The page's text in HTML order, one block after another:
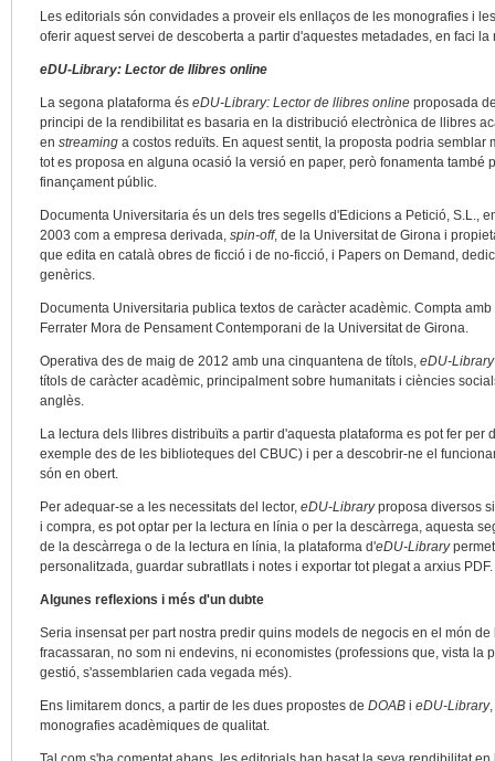
Les editorials són convidades a proveir els enllaços de les monografies i
oferir aquest servei de descoberta a partir d'aquestes metadades, en faci
eDU-Library: Lector de llibres online
La segona plataforma és eDU-Library: Lector de llibres online proposada
principi de la rendibilitat es basaria en la distribució electrònica de llibres
en streaming a costos reduïts. En aquest sentit, la proposta podria
tot es proposa en alguna ocasió la versió en paper, però fonamenta també
finançament públic.
Documenta Universitaria és un dels tres segells d'Edicions a Petició, S.L.,
2003 com a empresa derivada, spin-off, de la Universitat de Girona i
que edita en català obres de ficció i de no-ficció, i Papers on Demand,
genèrics.
Documenta Universitaria publica textos de caràcter acadèmic. Compta
Ferrater Mora de Pensament Contemporani de la Universitat de Girona.
Operativa des de maig de 2012 amb una cinquantena de títols, eDU-Library
títols de caràcter acadèmic, principalment sobre humanitats i ciències
anglès.
La lectura dels llibres distribuïts a partir d'aquesta plataforma es pot fer per
exemple des de les biblioteques del CBUC) i per a descobrir-ne el
són en obert.
Per adequar-se a les necessitats del lector, eDU-Libraryproposa diversos
i compra, es pot optar per la lectura en línia o per la descàrrega, aquesta
de la descàrrega o de la lectura en línia, la plataforma d'eDU-Library
personalitzada, guardar subratllats i notes i exportar tot plegat a arxius PDF.
Algunes reflexions i més d'un dubte
Seria insensat per part nostra predir quins models de negocis en el món
fracassaran, no som ni endevins, ni economistes (professions que, vista la
gestió, s'assemblarien cada vegada més).
Ens limitarem doncs, a partir de les dues propostes de DOAB i eDU-Library
monografies acadèmiques de qualitat.